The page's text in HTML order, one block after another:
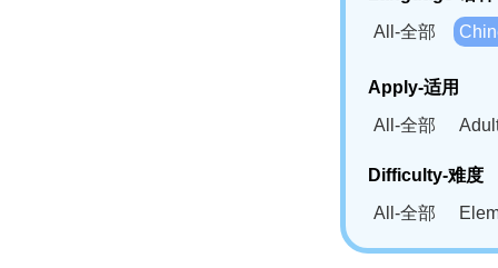
All-全部
Bahasa
Swahili(SW)-
Apply-适用
All-全部
Difficulty-难度
All-全部